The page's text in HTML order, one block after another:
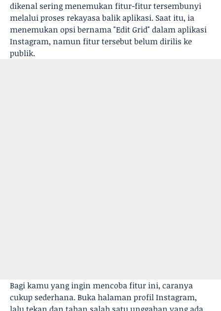
dikenal sering menemukan fitur-fitur tersembunyi
melalui proses rekayasa balik aplikasi. Saat itu, ia
menemukan opsi bernama "Edit Grid" dalam aplikasi
Instagram, namun fitur tersebut belum dirilis ke
publik.
Bagi kamu yang ingin mencoba fitur ini, caranya
cukup sederhana. Buka halaman profil Instagram,